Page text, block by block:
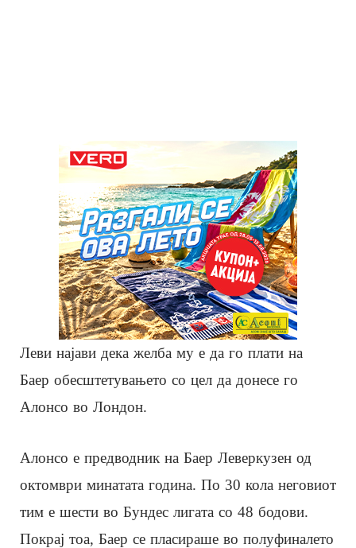
Леви најави дека желба му е да го плати на
Баер обесштетувањето со цел да донесе го
Алонсо во Лондон.
Алонсо е предводник на Баер Леверкузен од
октомври минатата година. По 30 кола неговиот
тим е шести во Бундес лигата со 48 бодови.
Покрај тоа, Баер се пласираше во полуфиналето